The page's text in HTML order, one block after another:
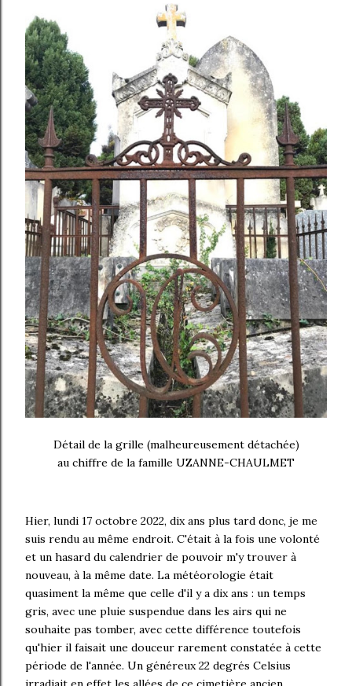
Détail de la grille (malheureusement détachée)
au chiffre de la famille UZANNE-CHAULMET
Hier, lundi 17 octobre 2022, dix ans plus tard donc, je me
suis rendu au même endroit. C'était à la fois une volonté
et un hasard du calendrier de pouvoir m'y trouver à
nouveau, à la même date. La météorologie était
quasiment la même que celle d'il y a dix ans : un temps
gris, avec une pluie suspendue dans les airs qui ne
souhaite pas tomber, avec cette différence toutefois
qu'hier il faisait une douceur rarement constatée à cette
période de l'année. Un généreux 22 degrés Celsius